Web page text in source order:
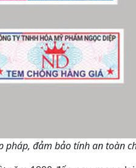
pháp, đảm bảo tính an toàn